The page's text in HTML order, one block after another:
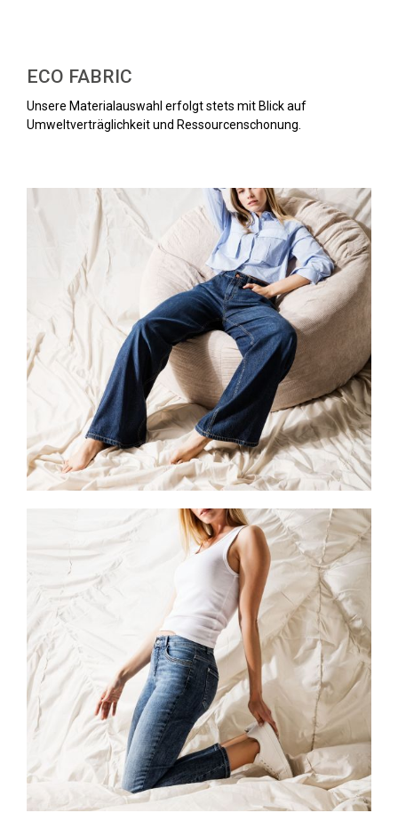
ECO FABRIC
Unsere Materialauswahl erfolgt stets mit Blick auf
Umweltverträglichkeit und Ressourcenschonung.